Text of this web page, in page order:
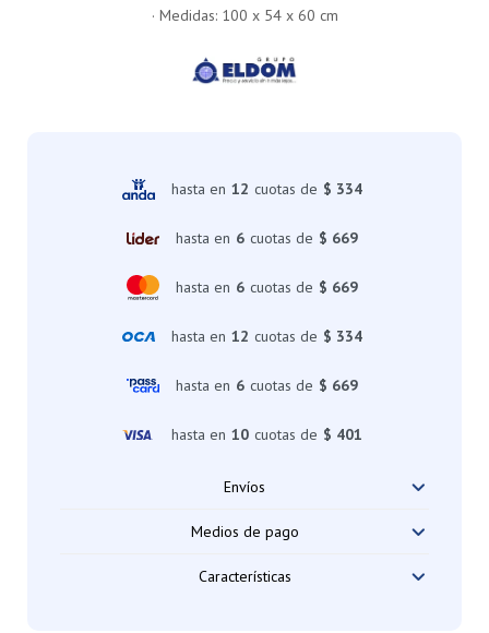
· Medidas: 100 x 54 x 60 cm
hasta en 12 cuotas de $ 334
hasta en 6 cuotas de $ 669
hasta en 6 cuotas de $ 669
hasta en 12 cuotas de $ 334
hasta en 6 cuotas de $ 669
hasta en 10 cuotas de $ 401
Envíos
Medios de pago
Características